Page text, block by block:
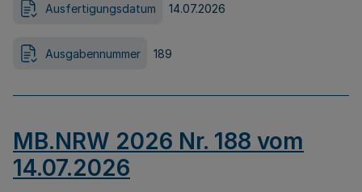
Ausfertigungsdatum 14.07.2026
Ausgabennummer 189
MB.NRW 2026 Nr. 188 vom
14.07.2026